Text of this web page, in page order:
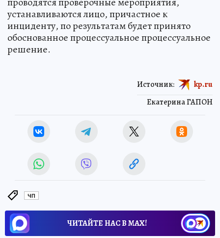
устанавливаются лицо, причастное к
инциденту, по результатам будет принято
обоснованное процессуальное процессуальное
решение.
Екатерина ГАПОН
Источник: kp.ru
ЧП
ЧИТАЙТЕ НАС В МАХ!